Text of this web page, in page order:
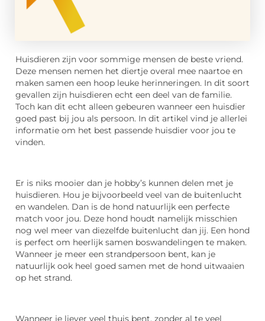
Huisdieren zijn voor sommige mensen de beste vriend.
Deze mensen nemen het diertje overal mee naartoe en
maken samen een hoop leuke herinneringen. In dit soort
gevallen zijn huisdieren echt een deel van de familie.
Toch kan dit echt alleen gebeuren wanneer een huisdier
goed past bij jou als persoon. In dit artikel vind je allerlei
informatie om het best passende huisdier voor jou te
vinden.
Er is niks mooier dan je hobby’s kunnen delen met je
huisdieren. Hou je bijvoorbeeld veel van de buitenlucht
en wandelen. Dan is de hond natuurlijk een perfecte
match voor jou. Deze hond houdt namelijk misschien
nog wel meer van diezelfde buitenlucht dan jij. Een hond
is perfect om heerlijk samen boswandelingen te maken.
Wanneer je meer een strandpersoon bent, kan je
natuurlijk ook heel goed samen met de hond uitwaaien
op het strand.
Wanneer je liever veel thuis bent, zonder al te veel